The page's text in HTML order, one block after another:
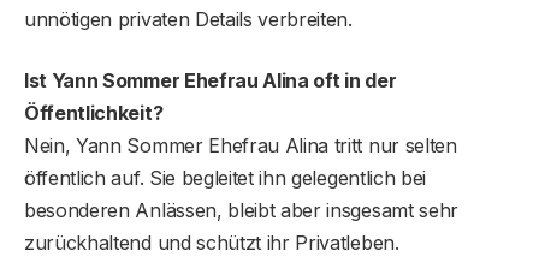
unnötigen privaten Details verbreiten.
Ist Yann Sommer Ehefrau Alina oft in der
Öffentlichkeit?
Nein, Yann Sommer Ehefrau Alina tritt nur selten
öffentlich auf. Sie begleitet ihn gelegentlich bei
besonderen Anlässen, bleibt aber insgesamt sehr
zurückhaltend und schützt ihr Privatleben.